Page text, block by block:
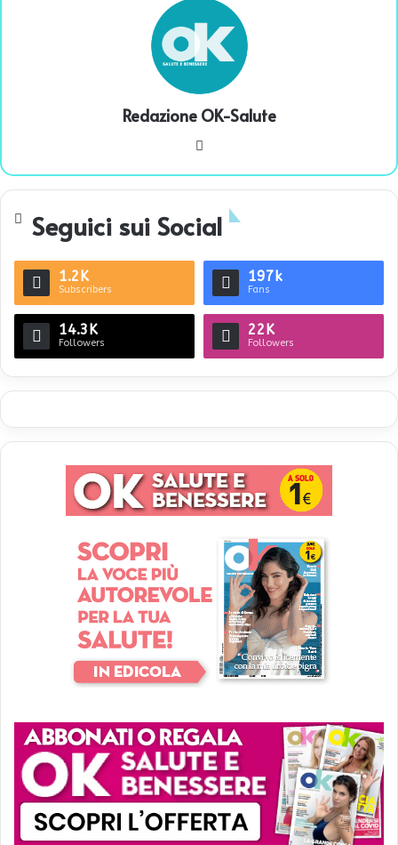
Redazione OK-Salute
te
Seguici sui Social
1.2K
Subscribers
197k
Fans
14.3K
Followers
22K
Followers